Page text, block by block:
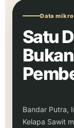
Data
Satu
Bandar Putra,
Kelapa Sawit